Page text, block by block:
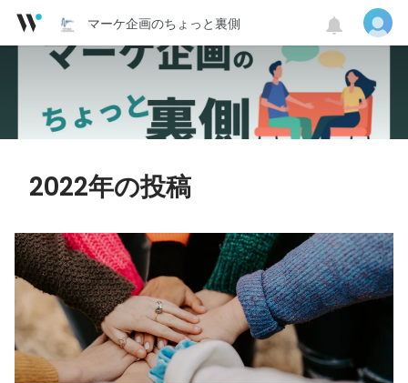
マーケ企画のちょっと裏側
2022年の投稿